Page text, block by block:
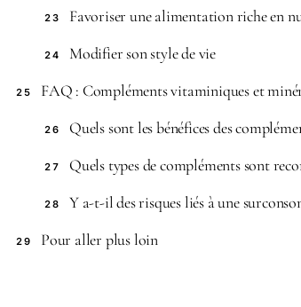
23 Favoriser une alimentation riche en
24 Modifier son style de vie
25 FAQ : Compléments vitaminiques et
26 Quels sont les bénéfices des
27 Quels types de compléments sont
28 Y a-t-il des risques liés à une
29 Pour aller plus loin